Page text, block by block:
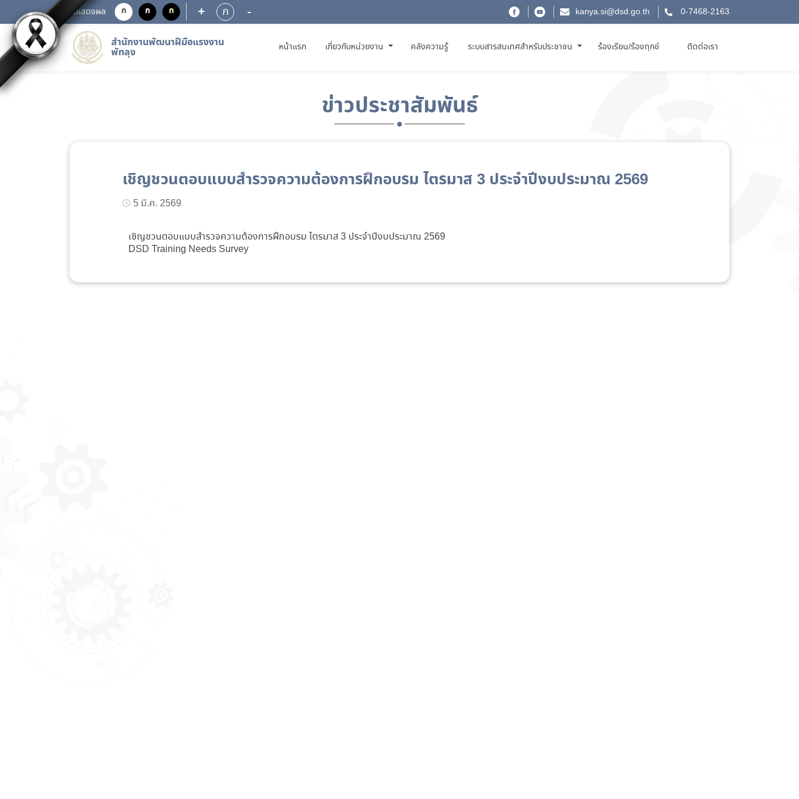
การแสดงผล ก ก ก + ก - kanya.si@dsd.go.th 0-7468-2163
สำนักงานพัฒนาฝีมือแรงงาน
พัทลุง หน้าแรก(CURRENT)
เกี่ยวกับหน่วยงาน คลังความรู้ ระบบสารสนเทศสำหรับประชาชน ร้องเรียน/ร้องทุกข์ ติดต่อเรา
ข่าวประชาสัมพันธ์
เชิญชวนตอบแบบสำรวจความต้องการฝึกอบรม ไตรมาส 3 ประจำปีงบประมาณ 2569
5 มี.ค. 2569
เชิญชวนตอบแบบสำรวจความต้องการฝึกอบรม ไตรมาส 3 ประจำปีงบประมาณ 2569
DSD Training Needs Survey